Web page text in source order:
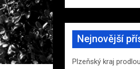
Nejnovější
Plzeňský kraj